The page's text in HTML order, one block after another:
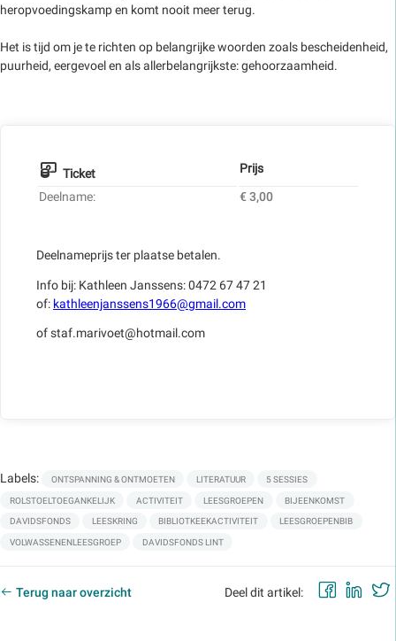
heropvoedingskamp en komt nooit meer terug.
Het is tijd om je te richten op belangrijke woorden zoals bescheidenheid,
puurheid, eergevoel en als allerbelangrijkste: gehoorzaamheid.
Ticket
Prijs
Deelname:
€ 3,00
Deelnameprijs ter plaatse betalen.
Info bij: Kathleen Janssens: 0472 67 47 21
of: kathleenjanssens1966@gmail.com
of staf.marivoet@hotmail.com
Labels: ONTSPANNING & ONTMOETEN LITERATUUR 5 SESSIES
ROLSTOELTOEGANKELIJK ACTIVITEIT LEESGROEPEN BIJEENKOMST
DAVIDSFONDS LEESKRING BIBLIOTKEEKACTIVITEIT LEESGROEPENBIB
VOLWASSENENLEESGROEP DAVIDSFONDS LINT
Terug naar overzicht Deel dit artikel: